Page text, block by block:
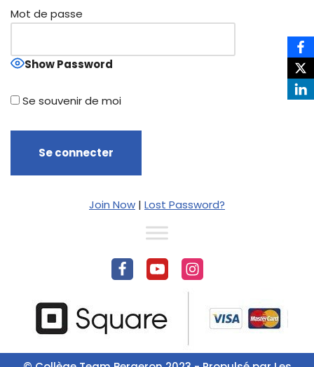
Mot de passe
Show Password
Se souvenir de moi
Join Now | Lost Password?